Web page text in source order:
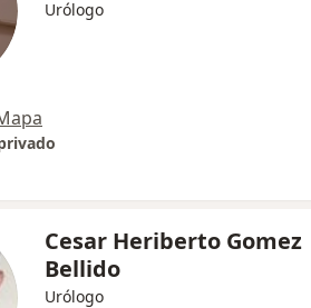
Urólogo
Cesar Heriberto Gomez
Bellido
Urólogo